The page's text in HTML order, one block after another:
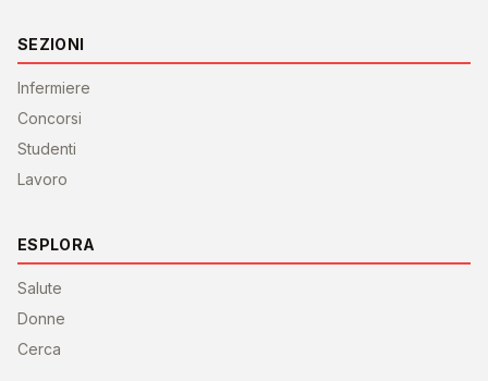
SEZIONI
Infermiere
Concorsi
Studenti
Lavoro
ESPLORA
Salute
Donne
Cerca